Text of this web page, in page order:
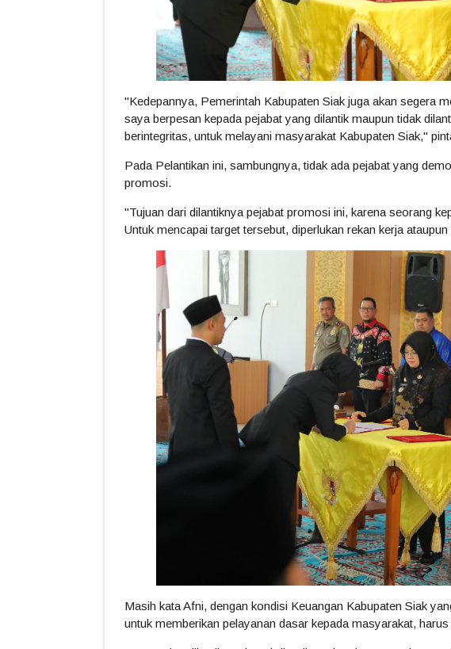
"Kedepannya, Pemerintah Kabupaten Siak juga akan segera
saya berpesan kepada pejabat yang dilantik maupun tidak
berintegritas, untuk melayani masyarakat Kabupaten Siak,"
Pada Pelantikan ini, sambungnya, tidak ada pejabat yang
promosi.
"Tujuan dari dilantiknya pejabat promosi ini, karena seorang
Untuk mencapai target tersebut, diperlukan rekan kerja
Masih kata Afni, dengan kondisi Keuangan Kabupaten Siak
untuk memberikan pelayanan dasar kepada masyarakat,